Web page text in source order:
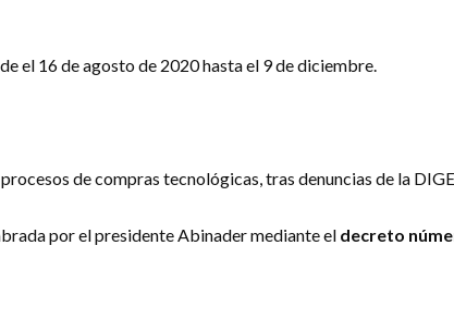
el 16 de agosto de 2020 hasta el 9 de diciembre.
de compras tecnológicas, tras denuncias de la
por el presidente Abinader mediante el decreto